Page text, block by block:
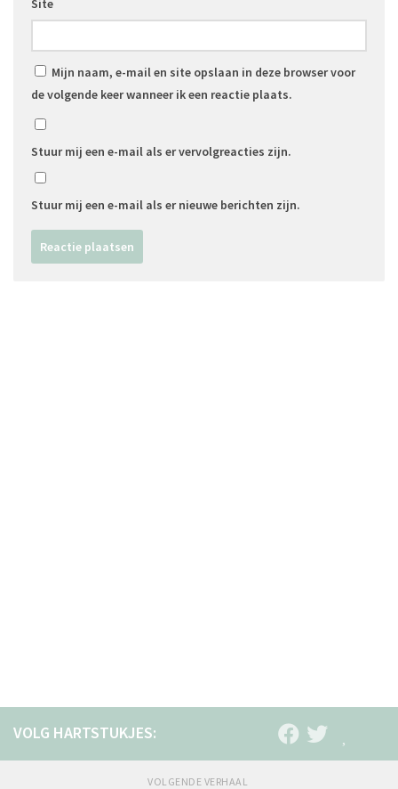
Mijn naam, e-mail en site opslaan in deze browser voor
de volgende keer wanneer ik een reactie plaats.
Stuur mij een e-mail als er vervolgreacties zijn.
Stuur mij een e-mail als er nieuwe berichten zijn.
VOLGENDE VERHAAL